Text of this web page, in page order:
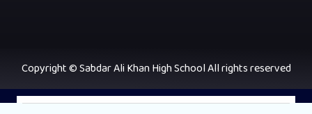
Copyright © Sabdar Ali Khan High School All rights reserved